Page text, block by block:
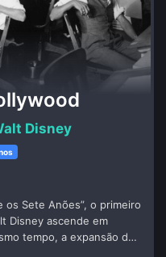
Disney
os Sete Anões”, o primeiro
Disney ascende em
tempo, a expansão do